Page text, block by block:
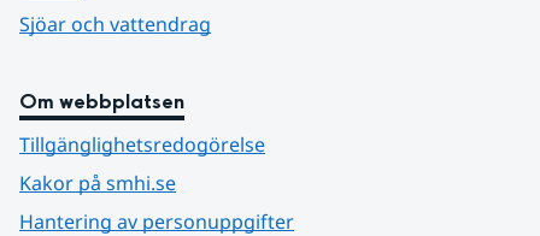
Sjöar och vattendrag
Om webbplatsen
Tillgänglighetsredogörelse
Kakor på smhi.se
Hantering av personuppgifter